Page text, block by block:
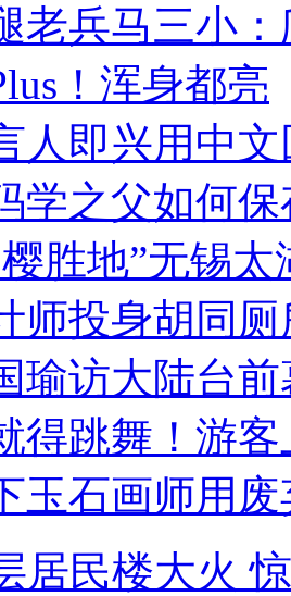
老兵马三小
！浑身都亮
人即兴用中
学之父如何
胜地”无锡
师投身胡同
瑜访大陆台
得跳舞！游客
玉石画师用
居民楼大火